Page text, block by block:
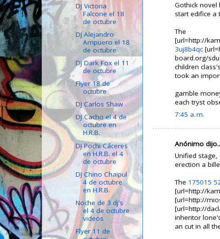
Gothick
start edifice a
The
[url=http://
3uj8b4qc
board.org/
children
took an
gamble
each tryst
7:45 a. m.
Anónimo
Unified
erection a
The 175015
[url=http://
[url=http://
[url=http://
inheritor
an cut in all
DJ Victoria
Falcone el 18
de octubre
DJ Alejandro
Ampuero el 18
de octubre
DJ Dark Fox el 11
de octubre
Flyer 18 de
octubre
DJ Carlos Shaw
DJ Cacho el 4 de
octubre en
H.R.B.
DJ Pochi Cáceres
en H.R.B. el 4
de octubre
DJ Chino Chaipul
4 de octubre
en H.R.B.
Noche de 3 dj's
el 4 de octubre
videos
Flyer 11 de